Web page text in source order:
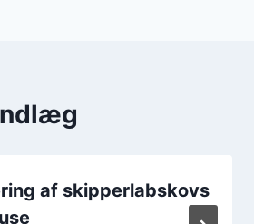
af skipperlabskovs